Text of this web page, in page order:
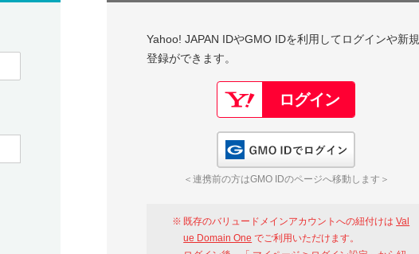
Yahoo! JAPAN IDやGMO IDを利用してログインや新規
登録ができます。
＜連携前の方はGMO IDのページへ移動します＞
既存のバリュードメインアカウントへの紐付けはVal
ue Domain One でご利用いただけます。